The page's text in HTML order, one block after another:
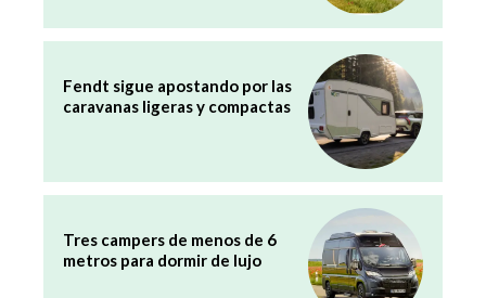
Fendt sigue apostando por las
caravanas ligeras y compactas
Tres campers de menos de 6
metros para dormir de lujo